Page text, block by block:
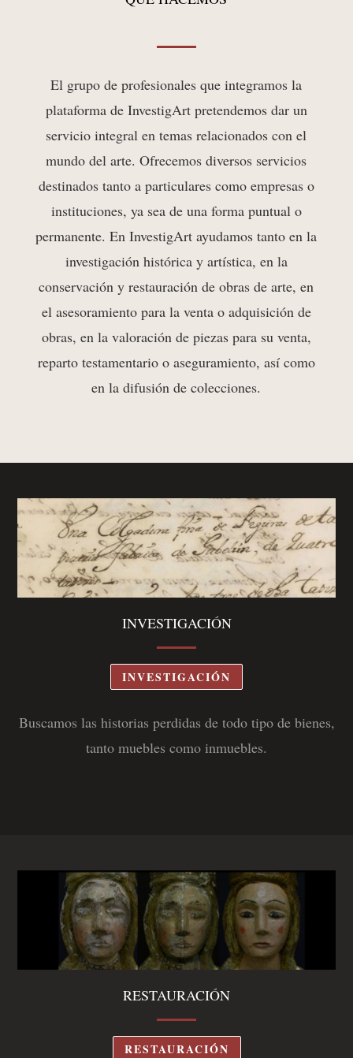
El grupo de profesionales que integramos la
plataforma de InvestigArt pretendemos dar un
servicio integral en temas relacionados con el
mundo del arte. Ofrecemos diversos servicios
destinados tanto a particulares como empresas o
instituciones, ya sea de una forma puntual o
permanente. En InvestigArt ayudamos tanto en la
investigación histórica y artística, en la
conservación y restauración de obras de arte, en
el asesoramiento para la venta o adquisición de
obras, en la valoración de piezas para su venta,
reparto testamentario o aseguramiento, así como
en la difusión de colecciones.
INVESTIGACIÓN
INVESTIGACIÓN
Buscamos las historias perdidas de todo tipo de bienes,
tanto muebles como inmuebles.
RESTAURACIÓN
RESTAURACIÓN